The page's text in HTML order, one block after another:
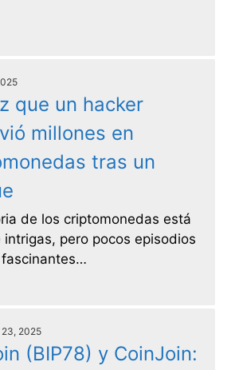
que un hacker
millones en
tras un
de los criptomonedas está
intrigas, pero pocos episodios
2025
(BIP78) y CoinJoin: